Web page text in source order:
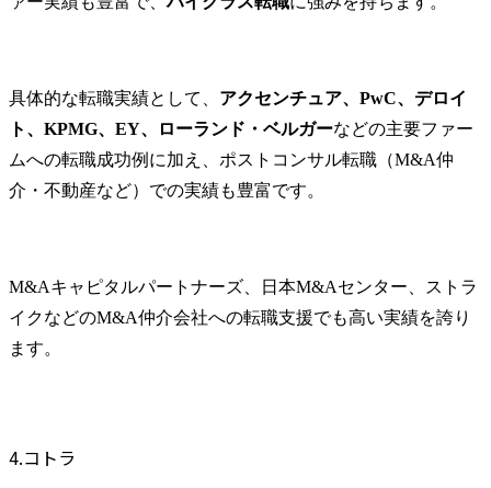
具体的な転職実績として、 アクセンチュア、PwC、デロイ
ト、KPMG、EY、ローランド・ベルガーなどの主要ファー
ムへの転職成功例に加え、ポストコンサル転職（M&A仲
介・不動産など）での実績も豊富です。
M&Aキャピタルパートナーズ、日本M&Aセンター、ストラ
イクなどのM&A仲介会社への転職支援でも高い実績を誇り
ます。
4.コトラ